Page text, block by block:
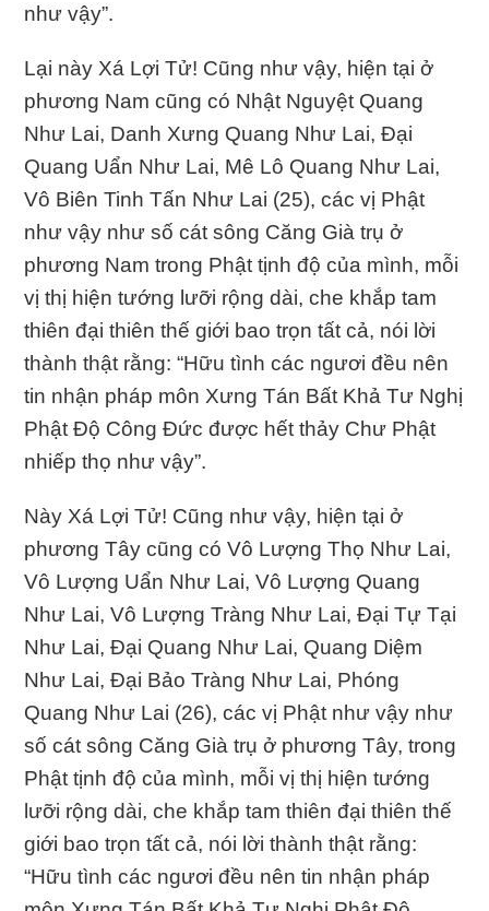
như vậy”.
Lại này Xá Lợi Tử! Cũng như vậy, hiện tại ở
phương Nam cũng có Nhật Nguyệt Quang
Như Lai, Danh Xưng Quang Như Lai, Ðại
Quang Uẩn Như Lai, Mê Lô Quang Như Lai,
Vô Biên Tinh Tấn Như Lai (25), các vị Phật
như vậy như số cát sông Căng Già trụ ở
phương Nam trong Phật tịnh độ của mình, mỗi
vị thị hiện tướng lưỡi rộng dài, che khắp tam
thiên đại thiên thế giới bao trọn tất cả, nói lời
thành thật rằng: “Hữu tình các ngươi đều nên
tin nhận pháp môn Xưng Tán Bất Khả Tư Nghị
Phật Ðộ Công Ðức được hết thảy Chư Phật
nhiếp thọ như vậy”.
Này Xá Lợi Tử! Cũng như vậy, hiện tại ở
phương Tây cũng có Vô Lượng Thọ Như Lai,
Vô Lượng Uẩn Như Lai, Vô Lượng Quang
Như Lai, Vô Lượng Tràng Như Lai, Ðại Tự Tại
Như Lai, Ðại Quang Như Lai, Quang Diệm
Như Lai, Ðại Bảo Tràng Như Lai, Phóng
Quang Như Lai (26), các vị Phật như vậy như
số cát sông Căng Già trụ ở phương Tây, trong
Phật tịnh độ của mình, mỗi vị thị hiện tướng
lưỡi rộng dài, che khắp tam thiên đại thiên thế
giới bao trọn tất cả, nói lời thành thật rằng:
“Hữu tình các ngươi đều nên tin nhận pháp